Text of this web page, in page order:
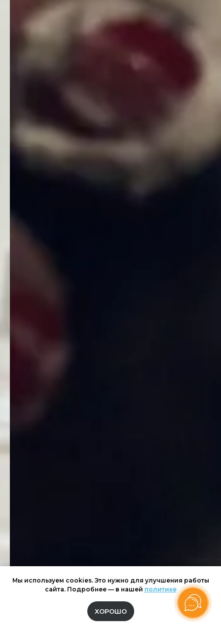
Мы используем cookies. Это нужно для улучшения работы
сайта. Подробнее — в нашей политике
ХОРОШО